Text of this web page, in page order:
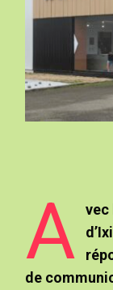
A
vec
de